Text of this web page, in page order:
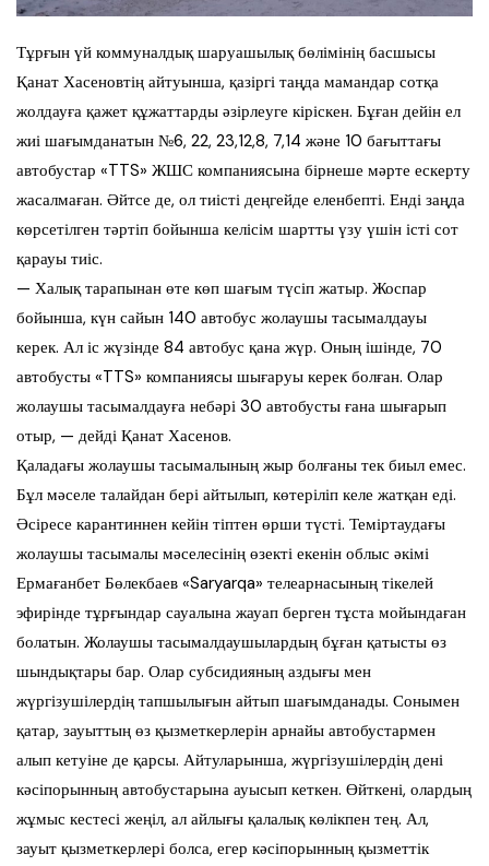
Тұрғын үй коммуналдық шаруашылық бөлімінің басшысы
Қанат Хасеновтің айтуынша, қазіргі таңда мамандар сотқа
жолдауға қажет құжаттарды әзірлеуге кіріскен. Бұған дейін ел
жиі шағымданатын №6, 22, 23,12,8, 7,14 және 10 бағыттағы
автобустар «TTS» ЖШС компаниясына бірнеше мәрте ескерту
жасалмаған. Әйтсе де, ол тиісті деңгейде еленбепті. Енді заңда
көрсетілген тәртіп бойынша келісім шартты үзу үшін істі сот
қарауы тиіс.
— Халық тарапынан өте көп шағым түсіп жатыр. Жоспар
бойынша, күн сайын 140 автобус жолаушы тасымалдауы
керек. Ал іс жүзінде 84 автобус қана жүр. Оның ішінде, 70
автобусты «TTS» компаниясы шығаруы керек болған. Олар
жолаушы тасымалдауға небәрі 30 автобусты ғана шығарып
отыр, — дейді Қанат Хасенов.
Қаладағы жолаушы тасымалының жыр болғаны тек биыл емес.
Бұл мәселе талайдан бері айтылып, көтеріліп келе жатқан еді.
Әсіресе карантиннен кейін тіптен өрши түсті. Теміртаудағы
жолаушы тасымалы мәселесінің өзекті екенін облыс әкімі
Ермағанбет Бөлекбаев «Saryarqa» телеарнасының тікелей
эфирінде тұрғындар сауалына жауап берген тұста мойындаған
болатын. Жолаушы тасымалдаушылардың бұған қатысты өз
шындықтары бар. Олар субсидияның аздығы мен
жүргізушілердің тапшылығын айтып шағымданады. Сонымен
қатар, зауыттың өз қызметкерлерін арнайы автобустармен
алып кетуіне де қарсы. Айтуларынша, жүргізушілердің дені
кәсіпорынның автобустарына ауысып кеткен. Өйткені, олардың
жұмыс кестесі жеңіл, ал айлығы қалалық көлікпен тең. Ал,
зауыт қызметкерлері болса, егер кәсіпорынның қызметтік